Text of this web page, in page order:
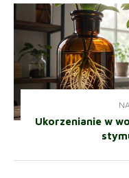
Ukorzenianie w